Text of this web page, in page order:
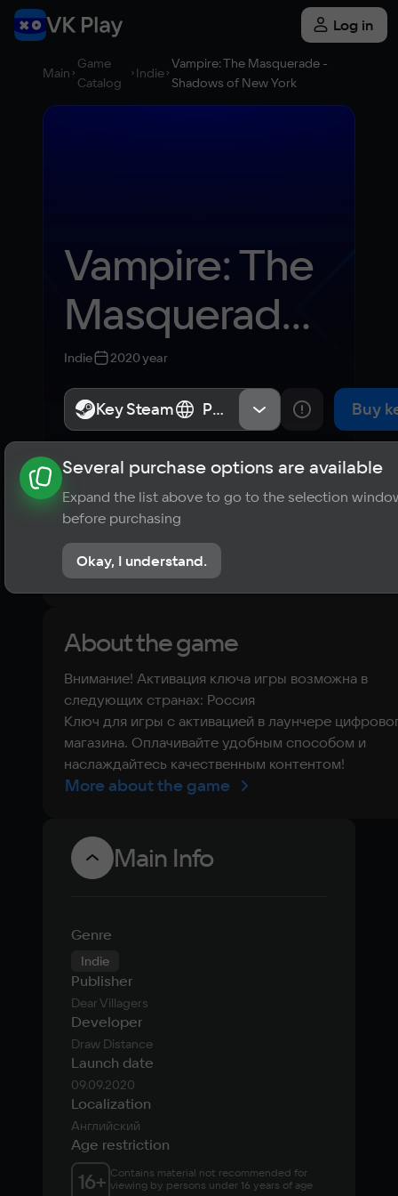
Log in
Main
Game
Catalog
Indie
Vampire: The Masquerade -
Shadows of New York
Vampire: The
Masquerade -
Shadows of
New York
Indie 2020 year
Key Steam Россия Buy
About the game News Requirements
? Player ratings
No reviews
About the game
Внимание! Активация ключа игры возможна в
следующих странах: Россия
Ключ для игры с активацией в лаунчере
магазина. Оплачивайте удобным способом и
наслаждайтесь качественным контентом!
More about the game
Main Info
Genre
Indie
Publisher
Dear Villagers
Developer
Draw Distance
Launch date
09.09.2020
Localization
Английский
Age restriction
16+ Contains material not recommended for
viewing by persons under 16 years of age
Key Steam Россия
Several purchase options are available
Expand the list above to go to the selection
before purchasing
Okay, I understand.